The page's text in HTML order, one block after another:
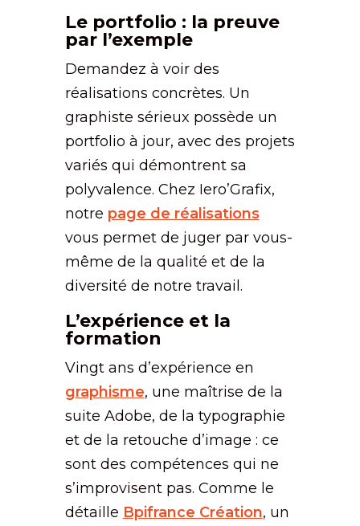
Le portfolio : la preuve
par l’exemple
Demandez à voir des
réalisations concrètes. Un
graphiste sérieux possède un
portfolio à jour, avec des projets
variés qui démontrent sa
polyvalence. Chez Iero’Grafix,
notre page de réalisations
vous permet de juger par vous-
même de la qualité et de la
diversité de notre travail.
L’expérience et la
formation
Vingt ans d’expérience en
graphisme, une maîtrise de la
suite Adobe, de la typographie
et de la retouche d’image : ce
sont des compétences qui ne
s’improvisent pas. Comme le
détaille Bpifrance Création, un